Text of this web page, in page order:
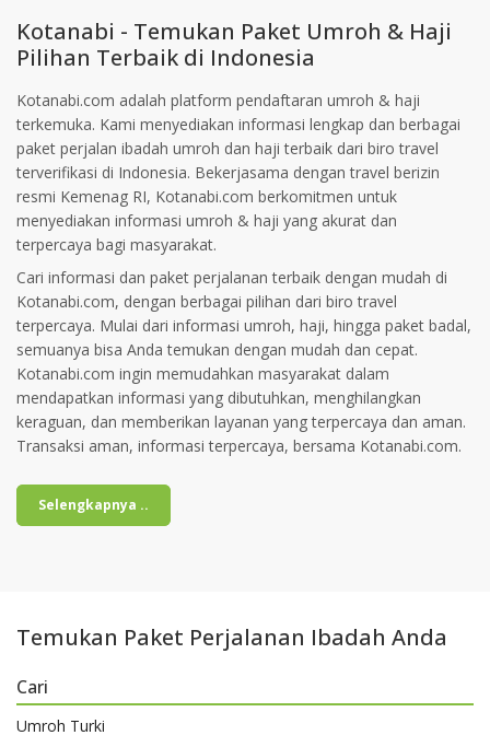
Kotanabi - Temukan Paket Umroh & Haji
Pilihan Terbaik di Indonesia
Kotanabi.com adalah platform pendaftaran umroh & haji
terkemuka. Kami menyediakan informasi lengkap dan berbagai
paket perjalan ibadah umroh dan haji terbaik dari biro travel
terverifikasi di Indonesia. Bekerjasama dengan travel berizin
resmi Kemenag RI, Kotanabi.com berkomitmen untuk
menyediakan informasi umroh & haji yang akurat dan
terpercaya bagi masyarakat.
Cari informasi dan paket perjalanan terbaik dengan mudah di
Kotanabi.com, dengan berbagai pilihan dari biro travel
terpercaya. Mulai dari informasi umroh, haji, hingga paket badal,
semuanya bisa Anda temukan dengan mudah dan cepat.
Kotanabi.com ingin memudahkan masyarakat dalam
mendapatkan informasi yang dibutuhkan, menghilangkan
keraguan, dan memberikan layanan yang terpercaya dan aman.
Transaksi aman, informasi terpercaya, bersama Kotanabi.com.
Selengkapnya ..
Temukan Paket Perjalanan Ibadah Anda
Cari
Umroh Turki